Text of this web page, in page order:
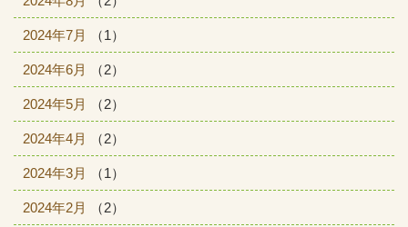
2024年7月 （1）
2024年6月 （2）
2024年5月 （2）
2024年4月 （2）
2024年3月 （1）
2024年2月 （2）